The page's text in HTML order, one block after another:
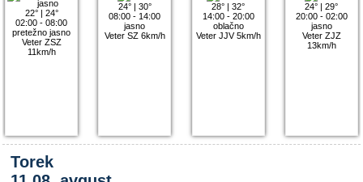
22°| 24°
02:00 - 08:00
pretežno jasno
Veter ZSZ
11km/h
24°| 30°
08:00 - 14:00
jasno
Veter SZ 6km/h
28° |32°
14:00 - 20:00
oblačno
Veter JJV 5km/h
24° |29°
20:00 - 02:00
jasno
Veter ZJZ
13km/h
Torek